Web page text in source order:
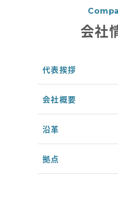
会社
代表挨拶
会社概要
沿革
拠点